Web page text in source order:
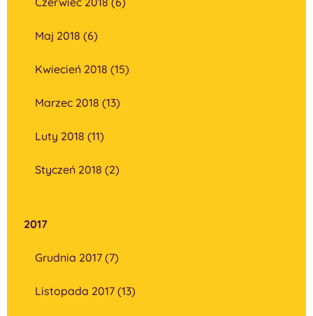
Maj 2018 (6)
Kwiecień 2018 (15)
Marzec 2018 (13)
Luty 2018 (11)
Styczeń 2018 (2)
2017
Grudnia 2017 (7)
Listopada 2017 (13)